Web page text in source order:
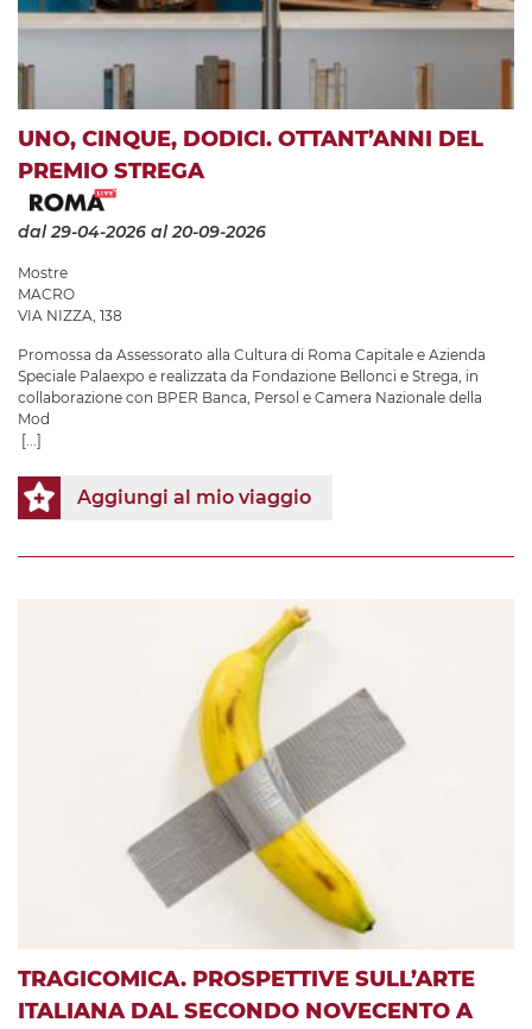
UNO, CINQUE, DODICI. OTTANT’ANNI DEL
PREMIO STREGA
dal 29-04-2026 al 20-09-2026
Mostre
MACRO
VIA NIZZA, 138
Promossa da Assessorato alla Cultura di Roma Capitale e Azienda
Speciale Palaexpo e realizzata da Fondazione Bellonci e Strega, in
collaborazione con BPER Banca, Persol e Camera Nazionale della
Mod
[...]
Aggiungi al mio viaggio
TRAGICOMICA. PROSPETTIVE SULL’ARTE
ITALIANA DAL SECONDO NOVECENTO A